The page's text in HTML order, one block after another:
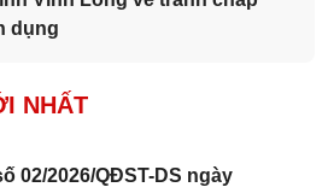
dụng
NHẤT
02/2026/QĐST-DS ngày